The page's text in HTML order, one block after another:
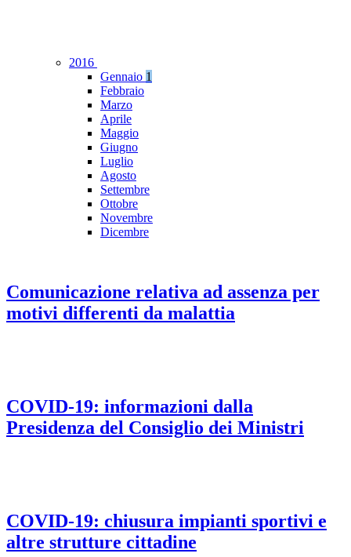
2016
Gennaio 1
Febbraio
Marzo
Aprile
Maggio
Giugno
Luglio
Agosto
Settembre
Ottobre
Novembre
Dicembre
Comunicazione relativa ad assenza per
motivi differenti da malattia
COVID-19: informazioni dalla
Presidenza del Consiglio dei Ministri
COVID-19: chiusura impianti sportivi e
altre strutture cittadine